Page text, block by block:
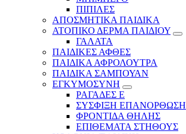
ΠΙΠΙΛΕΣ
ΑΠΟΣΜΗΤΙΚΑ ΠΑΙΔΙΚΑ
ΑΤΟΠΙΚΟ ΔΕΡΜΑ ΠΑΙΔΙΟΥ
ΓΑΛΑΤΑ
ΠΑΙΔΙΚΕΣ ΑΦΘΕΣ
ΠΑΙΔΙΚΑ ΑΦΡΟΛΟΥΤΡΑ
ΠΑΙΔΙΚΑ ΣΑΜΠΟΥΑΝ
ΕΓΚΥΜΟΣΥΝΗ
ΡΑΓΑΔΕΣ Ε
ΣΥΣΦΙΞΗ ΕΠΑΝΟΡΘΩΣΗ
ΦΡΟΝΤΙΔΑ ΘΗΛΗΣ
ΕΠΙΘΕΜΑΤΑ ΣΤΗΘΟΥΣ